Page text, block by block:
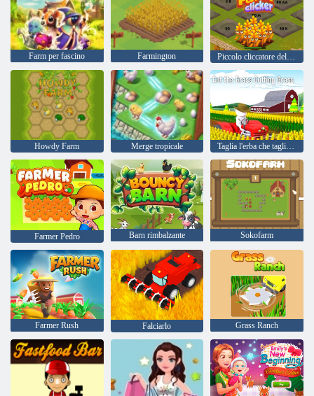
Farm per fascino Farmington Piccolo cliccatore della fattoria
Howdy Farm Merge tropicale Taglia l'erba che taglia l'erba
Farmer Pedro Barn rimbalzante Sokofarm
Farmer Rush Falciarlo Grass Ranch